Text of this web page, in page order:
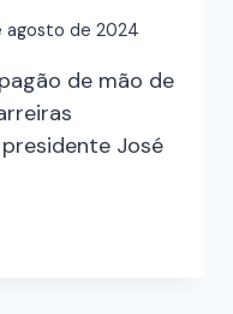
agosto de 2024
de mão de
José